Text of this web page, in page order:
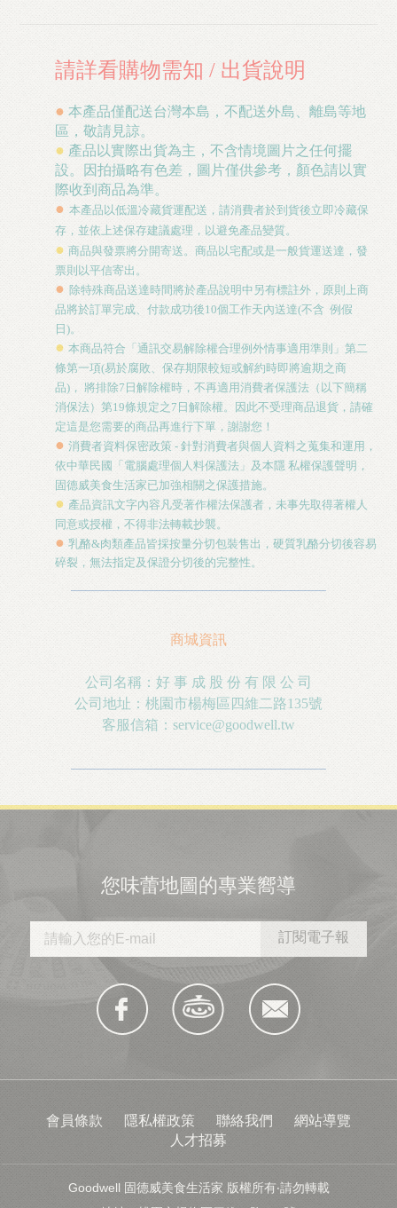
請詳看購物需知 / 出貨說明
● 本產品僅配送台灣本島，不配送外島、離島等地
區，敬請見諒。
● 產品以實際出貨為主，不含情境圖片之任何擺
設。因拍攝略有色差，圖片僅供參考，顏色請以實
際收到商品為準。
●本產品以低溫冷藏貨運配送，請消費者於到貨後立即冷藏保
存，並依上述保存建議處理，以避免產品變質。
● 商品與發票將分開寄送。商品以宅配或是一般貨運送達，發
票則以平信寄出。
●除特殊商品送達時間將於產品說明中另有標註外，原則上商
品將於訂單完成、付款成功後10個工作天內送達(不含 例假
日)。
● 本商品符合「通訊交易解除權合理例外情事適用準則」第二
條第一項(易於腐敗、保存期限較短或解約時即將逾期之商
品) ， 將排除7 日解除權時，不再適用消費者保護法（以下簡稱
消保法）第19條規定之 7 日解除權。因此不受理商品退貨，請確
定這是您需要的商品再進行下單，謝謝您！
● 消費者資料保密政策 -針對消費者與個人資料之蒐集和運用，
依中華民國「電腦處理個人料保護法」及本隱 私權保護聲明，
固德威美食生活家已加強相關之保護措施。
● 產品資訊文字內容凡受著作權法保護者，未事先取得著權人
同意或授權，不得非法轉載抄襲。
● 乳酪&肉類產品皆採按量分切包裝售出，硬質乳酪分切後容易
碎裂，無法指定及保證分切後的完整性。
商城資訊
公司名稱：好 事 成 股 份 有 限 公 司
公司地址：桃園市楊梅區四維二路135號
客服信箱： service@goodwell.tw
您味蕾地圖的專業嚮導
會員條款 隱私權政策 聯絡我們
網站導覽
人才招募
Goodwell 固德威美食生活家 版權所有‧請勿轉載